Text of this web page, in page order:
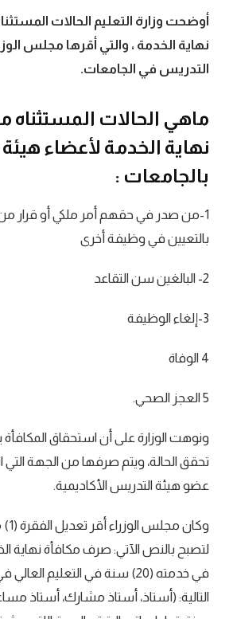
أوضحت وزارة التعليم الحالات
نهاية الخدمة ، والتي أقرها مجلس
التدريس في الجامعات.
ماهي الحالات المستثناه
نهاية الخدمة لأعضاء
بالجامعات :
1-من صدر في حقهم أمر ملكي أو قرار
بالتعيين في وظيفة أخرى
2- البالغين سن التقاعد
3-إلغاء الوظيفة
4 الوفاة
5 العجز الصحي.
ونوهت الوزارة على أن استحقاق المكافأة
تحقق الحالة، ويتم صرفها من الجهة
عضو هيئة التدريس الأكاديمية.
لتصبح بالنص الآتي: صرف مكافأة نهاية
في خدمته (20) سنة في التعليم
التالية: (أستاذ، أستاذ مشارك، أستاذ